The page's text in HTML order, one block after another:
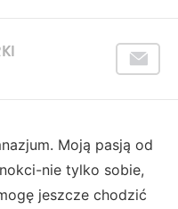
Moją pasją od
nie tylko sobie,
jeszcze chodzić